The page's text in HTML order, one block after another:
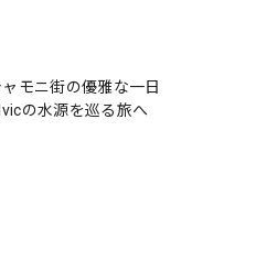
モニ街の優雅な一日
の水源を巡る旅へ